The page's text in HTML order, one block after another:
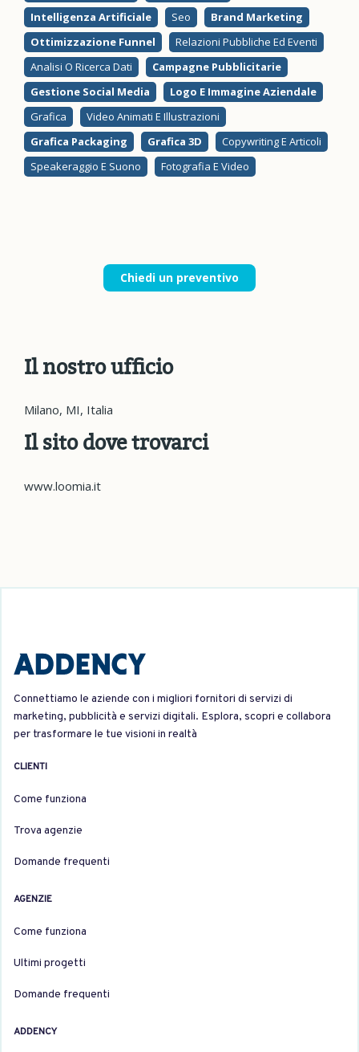
Intelligenza Artificiale
Seo
Brand Marketing
Ottimizzazione Funnel
Relazioni Pubbliche Ed Eventi
Analisi O Ricerca Dati
Campagne Pubblicitarie
Gestione Social Media
Logo E Immagine Aziendale
Grafica
Video Animati E Illustrazioni
Grafica Packaging
Grafica 3D
Copywriting E Articoli
Speakeraggio E Suono
Fotografia E Video
Chiedi un preventivo
Il nostro ufficio
Milano, MI, Italia
Il sito dove trovarci
www.loomia.it
Connettiamo le aziende con i migliori fornitori di servizi di
marketing, pubblicità e servizi digitali. Esplora, scopri e collabora
per trasformare le tue visioni in realtà
CLIENTI
Come funziona
Trova agenzie
Domande frequenti
AGENZIE
Come funziona
Ultimi progetti
Domande frequenti
ADDENCY